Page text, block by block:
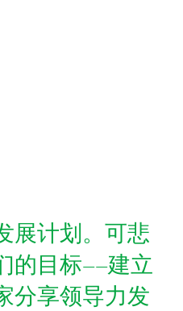
展计划。可悲
的目标——建立
分享领导力发